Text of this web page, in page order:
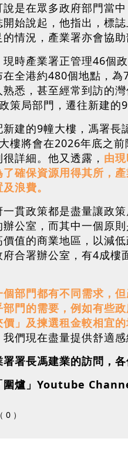
是在眾多政府部門當
始說起，他指出，標
情況，產業署亦會協助
現時產業署正管理46個
全港約480個地點，
悉，甚至經常到訪的
策局部門，遷往新建
建的9幢大樓，馮署
樓將會在2026年底之
詳細。他又透露， 由
了確保資源用得其所，
浪費。
貫政策都是盡量讓政
公室，而其中一個原
價值的商業地區，以減
合署辦公室，有4成
個部門都有不同需求，
門的需要，例如有些
」及揀選租金較相宜
們現在盡量提供舒適感
署署長馮建業的訪問，
圍爐」Youtube
0 ）